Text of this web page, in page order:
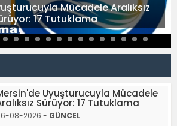
Mücadele Aralıksız
17 Tutuklama
Uyuşturucuyla Mücadele
Sürüyor: 17 Tutuklama
08-2026 - GÜNCEL